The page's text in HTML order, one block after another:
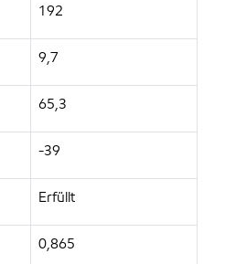
192
9,7
65,3
-39
Erfüllt
0,865